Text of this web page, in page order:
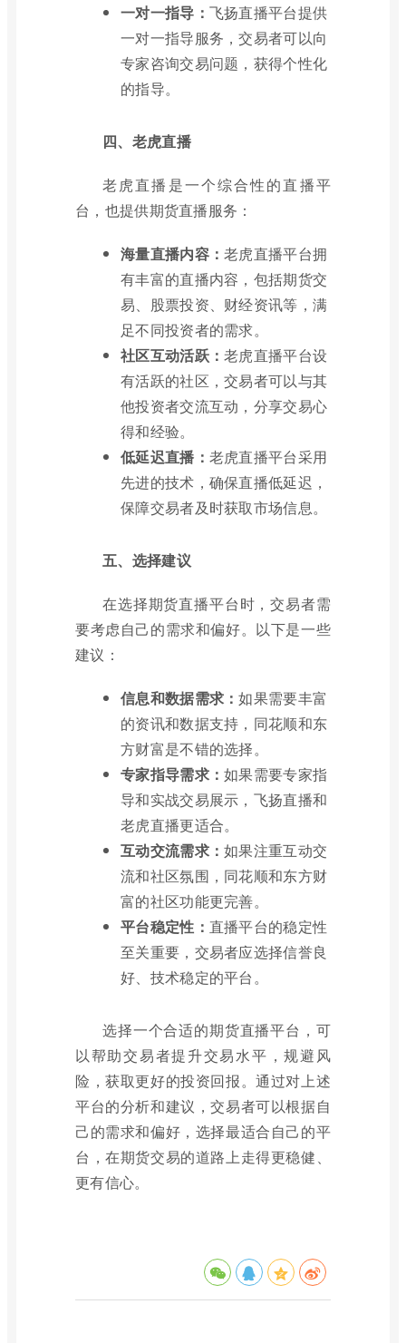
一对一指导： 飞扬直播平台提供
一对一指导服务，交易者可以向
专家咨询交易问题，获得个性化
的指导。
四、老虎直播
老虎直播是一个综合性的直播平
台，也提供期货直播服务：
海量直播内容：老虎直播平台拥
有丰富的直播内容，包括期货交
易、股票投资、财经资讯等，满
足不同投资者的需求。
社区互动活跃：老虎直播平台设
有活跃的社区，交易者可以与其
他投资者交流互动，分享交易心
得和经验。
低延迟直播： 老虎直播平台采用
先进的技术，确保直播低延迟，
保障交易者及时获取市场信息。
五、选择建议
在选择期货直播平台时，交易者需
要考虑自己的需求和偏好。以下是一些
建议：
信息和数据需求：如果需要丰富
的资讯和数据支持，同花顺和东
方财富是不错的选择。
专家指导需求：如果需要专家指
导和实战交易展示，飞扬直播和
老虎直播更适合。
互动交流需求：如果注重互动交
流和社区氛围，同花顺和东方财
富的社区功能更完善。
平台稳定性： 直播平台的稳定性
至关重要，交易者应选择信誉良
好、技术稳定的平台。
选择一个合适的期货直播平台，可
以帮助交易者提升交易水平，规避风
险，获取更好的投资回报。通过对上述
平台的分析和建议，交易者可以根据自
己的需求和偏好，选择最适合自己的平
台，在期货交易的道路上走得更稳健、
更有信心。